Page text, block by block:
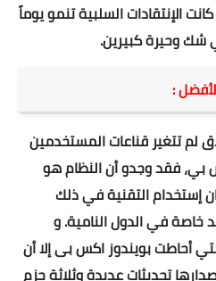
الإنتقادات السلبية تنمو يوماً
شك وحيرة كبيرين.
لم تتغير قناعات المستخدمين
بي، فقد وجدو أن النظام هو
إستخدام التقنية في ذلك
في الدول النامية. و
أحاطت بويندوز اكس بى إلا أن
تحديثات عديدة وثلاثة حزم